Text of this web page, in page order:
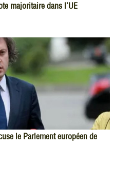
majoritaire dans l’UE
le Parlement européen de